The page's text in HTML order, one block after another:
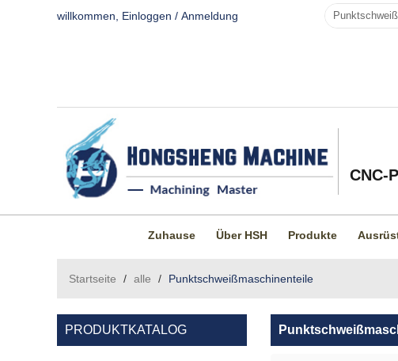
willkommen, Einloggen / Anmeldung
CNC-
Zuhause Über HSH Produkte
Startseite / alle / Punktschweißmaschinenteile
PRODUKTKATALOG